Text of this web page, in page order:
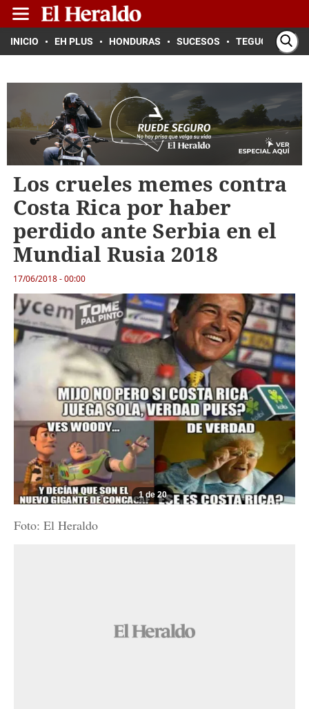
INICIO EH PLUS HONDURAS SUCESOS TEGUCIGALPA
Los crueles memes contra
Costa Rica por haber
perdido ante Serbia en el
Mundial Rusia 2018
17/06/2018 - 00:00
1 de 20
Foto: El Heraldo